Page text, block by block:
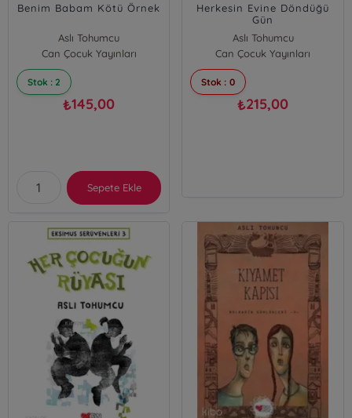
Benim Babam Kötü Örnek
Aslı Tohumcu
Can Çocuk Yayınları
Stok : 2
₺145,00
Sepete Ekle
Herkesin Evine Döndüğü
Gün
Aslı Tohumcu
Can Çocuk Yayınları
Stok : 0
₺215,00